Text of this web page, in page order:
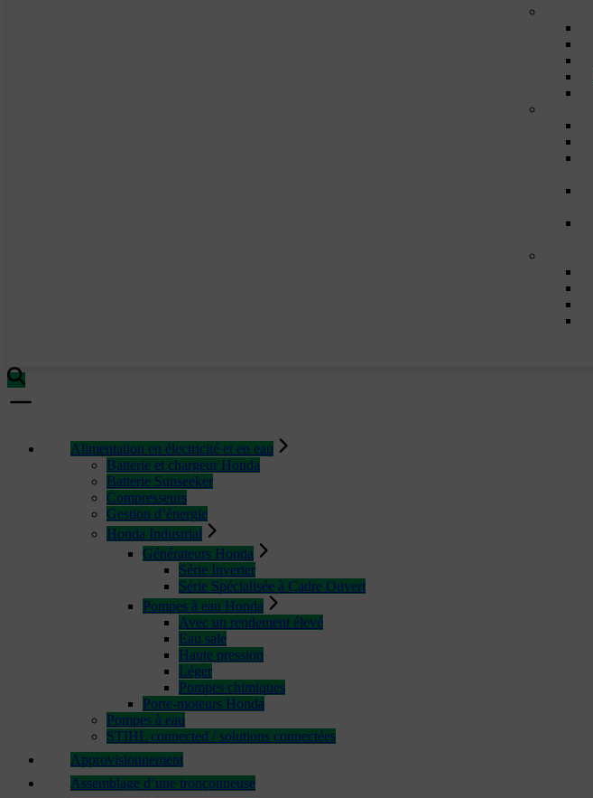
Alimentation en électricité et en eau
Batterie et chargeur Honda
Batterie Sunseeker
Compresseurs
Gestion d’énergie
Honda Industrial
Générateurs Honda
Série Inverter
Série Spécialisée à Cadre Ouvert
Pompes à eau Honda
Avec un rendement élevé
Eau sale
Haute pression
Léger
Pompes chimiques
Porte-moteurs Honda
Pompes à eau
STIHL connected / solutions connectées
Approvisionnement
Assemblage d’une tronçonneuse